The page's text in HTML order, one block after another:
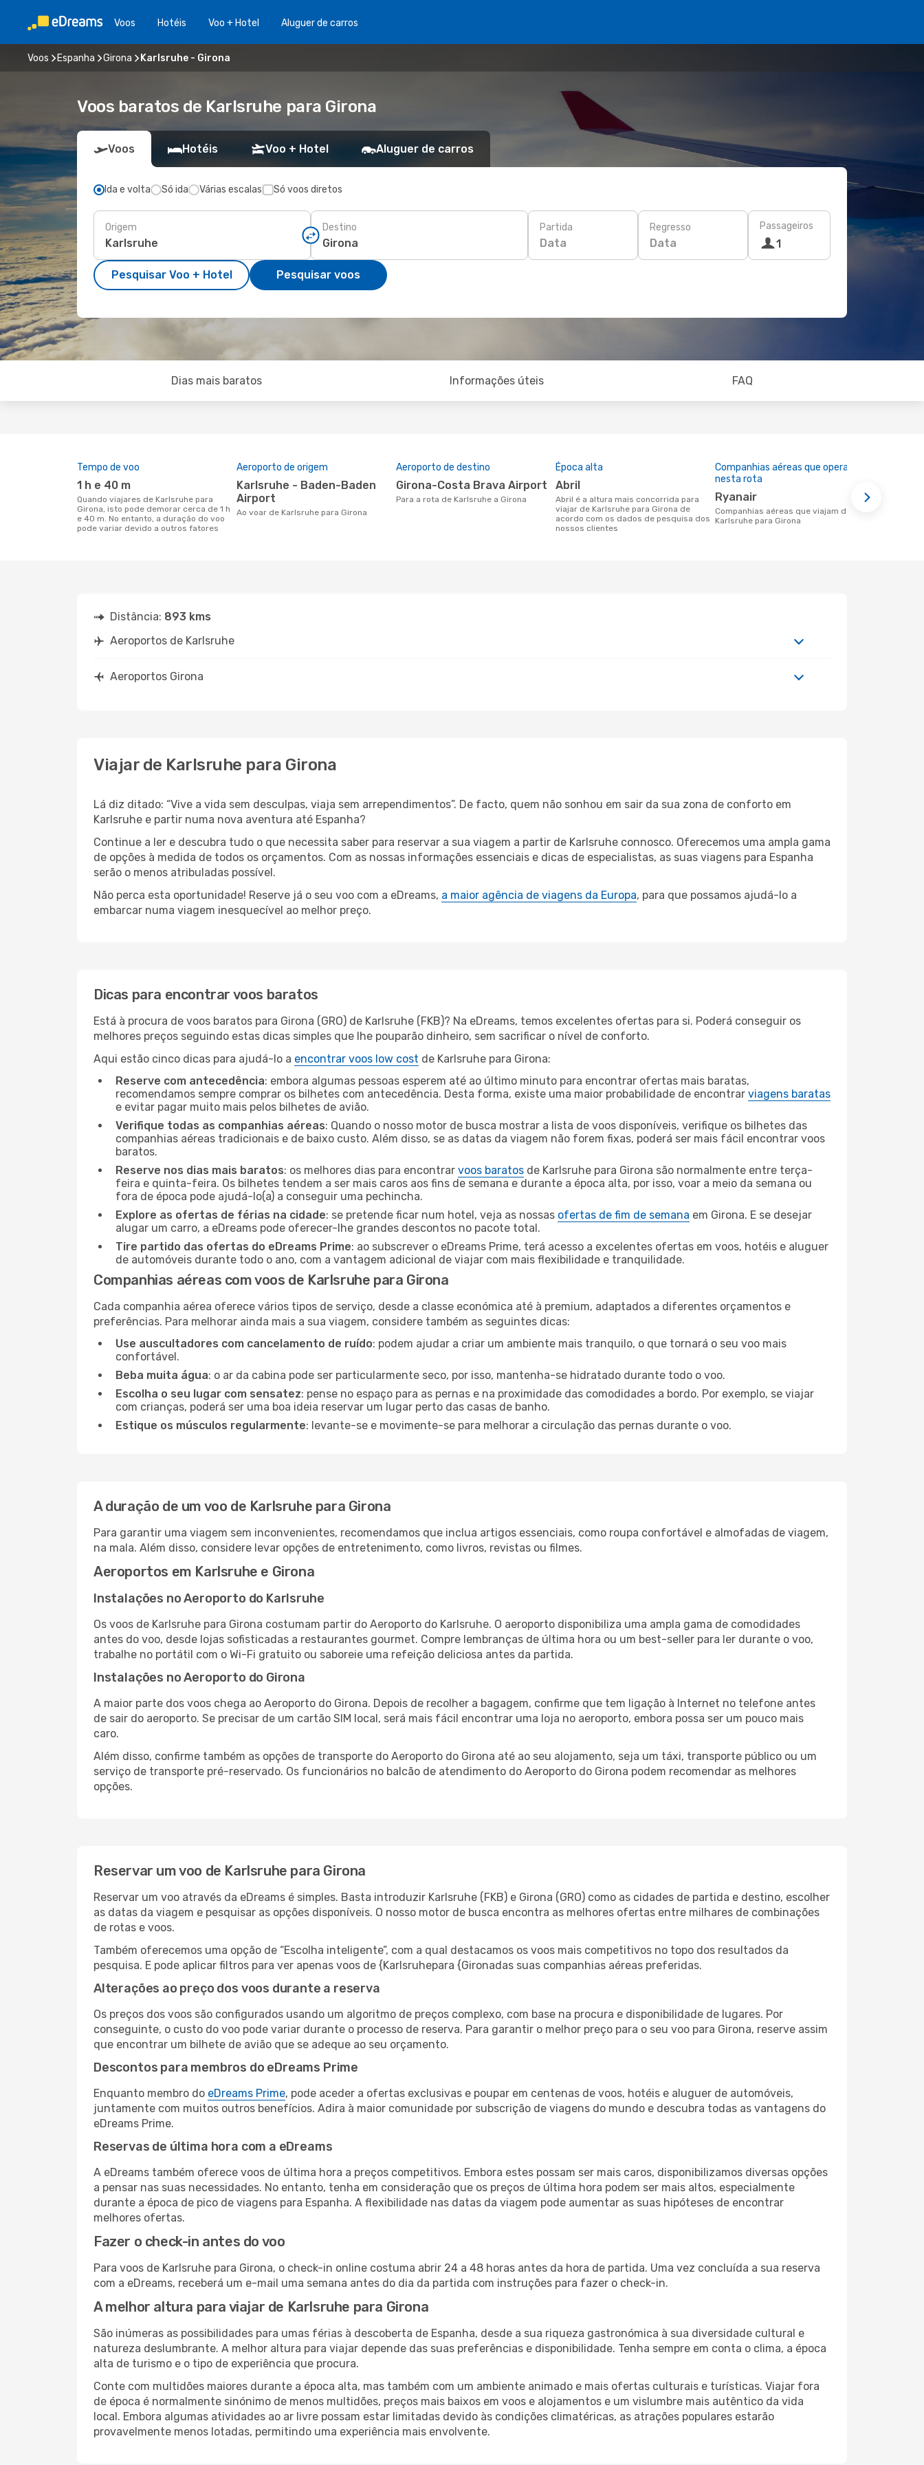
Voos Hotéis Voo + Hotel Aluguer de carros
Voos Espanha Girona Karlsruhe - Girona
Voos baratos de Karlsruhe para Girona
Voos Hotéis Voo + Hotel Aluguer de carros
Ida e volta Só ida Várias escalas Só voos diretos
Origem Destino Partida
Data
Regresso
Data
Passageiros
1
Pesquisar Voo + Hotel Pesquisar voos
Dias mais baratos Informações úteis FAQ
Tempo de voo
1 h e 40 m
Quando viajares de Karlsruhe para
Girona, isto pode demorar cerca de 1 h
e 40 m. No entanto, a duração do voo
pode variar devido a outros fatores
Aeroporto de origem
Karlsruhe - Baden-Baden
Airport
Ao voar de Karlsruhe para Girona
Aeroporto de destino
Girona-Costa Brava Airport
Para a rota de Karlsruhe a Girona
Época alta
abril
abril é a altura mais concorrida para
viajar de Karlsruhe para Girona de
acordo com os dados de pesquisa dos
nossos clientes
Companhias aéreas que operam
nesta rota
Ryanair
Companhias aéreas que viajam de
Karlsruhe para Girona
Distância: 893 kms
Aeroportos de Karlsruhe
Aeroportos Girona
Viajar de Karlsruhe para Girona
Lá diz ditado: “Vive a vida sem desculpas, viaja sem arrependimentos”. De facto, quem não sonhou em sair da sua zona de conforto em
Karlsruhe e partir numa nova aventura até Espanha?
Continue a ler e descubra tudo o que necessita saber para reservar a sua viagem a partir de Karlsruhe connosco. Oferecemos uma ampla gama
de opções à medida de todos os orçamentos. Com as nossas informações essenciais e dicas de especialistas, as suas viagens para Espanha
serão o menos atribuladas possível.
Não perca esta oportunidade! Reserve já o seu voo com a eDreams, a maior agência de viagens da Europa, para que possamos ajudá-lo a
embarcar numa viagem inesquecível ao melhor preço.
Dicas para encontrar voos baratos
Está à procura de voos baratos para Girona (GRO) de Karlsruhe (FKB)? Na eDreams, temos excelentes ofertas para si. Poderá conseguir os
melhores preços seguindo estas dicas simples que lhe pouparão dinheiro, sem sacrificar o nível de conforto.
Aqui estão cinco dicas para ajudá-lo a encontrar voos low cost de Karlsruhe para Girona:
Reserve com antecedência: embora algumas pessoas esperem até ao último minuto para encontrar ofertas mais baratas,
recomendamos sempre comprar os bilhetes com antecedência. Desta forma, existe uma maior probabilidade de encontrar viagens baratas
e evitar pagar muito mais pelos bilhetes de avião.
Verifique todas as companhias aéreas: Quando o nosso motor de busca mostrar a lista de voos disponíveis, verifique os bilhetes das
companhias aéreas tradicionais e de baixo custo. Além disso, se as datas da viagem não forem fixas, poderá ser mais fácil encontrar voos
baratos.
Reserve nos dias mais baratos: os melhores dias para encontrar voos baratos de Karlsruhe para Girona são normalmente entre terça-
feira e quinta-feira. Os bilhetes tendem a ser mais caros aos fins de semana e durante a época alta, por isso, voar a meio da semana ou
fora de época pode ajudá-lo(a) a conseguir uma pechincha.
Explore as ofertas de férias na cidade: se pretende ficar num hotel, veja as nossas ofertas de fim de semana em Girona. E se desejar
alugar um carro, a eDreams pode oferecer-lhe grandes descontos no pacote total.
Tire partido das ofertas do eDreams Prime: ao subscrever o eDreams Prime, terá acesso a excelentes ofertas em voos, hotéis e aluguer
de automóveis durante todo o ano, com a vantagem adicional de viajar com mais flexibilidade e tranquilidade.
Companhias aéreas com voos de Karlsruhe para Girona
Cada companhia aérea oferece vários tipos de serviço, desde a classe económica até à premium, adaptados a diferentes orçamentos e
preferências. Para melhorar ainda mais a sua viagem, considere também as seguintes dicas:
Use auscultadores com cancelamento de ruído: podem ajudar a criar um ambiente mais tranquilo, o que tornará o seu voo mais
confortável.
Beba muita água: o ar da cabina pode ser particularmente seco, por isso, mantenha-se hidratado durante todo o voo.
Escolha o seu lugar com sensatez: pense no espaço para as pernas e na proximidade das comodidades a bordo. Por exemplo, se viajar
com crianças, poderá ser uma boa ideia reservar um lugar perto das casas de banho.
Estique os músculos regularmente: levante-se e movimente-se para melhorar a circulação das pernas durante o voo.
A duração de um voo de Karlsruhe para Girona
Para garantir uma viagem sem inconvenientes, recomendamos que inclua artigos essenciais, como roupa confortável e almofadas de viagem,
na mala. Além disso, considere levar opções de entretenimento, como livros, revistas ou filmes.
Aeroportos em Karlsruhe e Girona
Instalações no Aeroporto do Karlsruhe
Os voos de Karlsruhe para Girona costumam partir do Aeroporto do Karlsruhe. O aeroporto disponibiliza uma ampla gama de comodidades
antes do voo, desde lojas sofisticadas a restaurantes gourmet. Compre lembranças de última hora ou um best-seller para ler durante o voo,
trabalhe no portátil com o Wi-Fi gratuito ou saboreie uma refeição deliciosa antes da partida.
Instalações no Aeroporto do Girona
A maior parte dos voos chega ao Aeroporto do Girona. Depois de recolher a bagagem, confirme que tem ligação à Internet no telefone antes
de sair do aeroporto. Se precisar de um cartão SIM local, será mais fácil encontrar uma loja no aeroporto, embora possa ser um pouco mais
caro.
Além disso, confirme também as opções de transporte do Aeroporto do Girona até ao seu alojamento, seja um táxi, transporte público ou um
serviço de transporte pré-reservado. Os funcionários no balcão de atendimento do Aeroporto do Girona podem recomendar as melhores
opções.
Reservar um voo de Karlsruhe para Girona
Reservar um voo através da eDreams é simples. Basta introduzir Karlsruhe (FKB) e Girona (GRO) como as cidades de partida e destino, escolher
as datas da viagem e pesquisar as opções disponíveis. O nosso motor de busca encontra as melhores ofertas entre milhares de combinações
de rotas e voos.
Também oferecemos uma opção de “Escolha inteligente”, com a qual destacamos os voos mais competitivos no topo dos resultados da
pesquisa. E pode aplicar filtros para ver apenas voos de {Karlsruhepara {Gironadas suas companhias aéreas preferidas.
Alterações ao preço dos voos durante a reserva
Os preços dos voos são configurados usando um algoritmo de preços complexo, com base na procura e disponibilidade de lugares. Por
conseguinte, o custo do voo pode variar durante o processo de reserva. Para garantir o melhor preço para o seu voo para Girona, reserve assim
que encontrar um bilhete de avião que se adeque ao seu orçamento.
Descontos para membros do eDreams Prime
Enquanto membro do eDreams Prime, pode aceder a ofertas exclusivas e poupar em centenas de voos, hotéis e aluguer de automóveis,
juntamente com muitos outros benefícios. Adira à maior comunidade por subscrição de viagens do mundo e descubra todas as vantagens do
eDreams Prime.
Reservas de última hora com a eDreams
A eDreams também oferece voos de última hora a preços competitivos. Embora estes possam ser mais caros, disponibilizamos diversas opções
a pensar nas suas necessidades. No entanto, tenha em consideração que os preços de última hora podem ser mais altos, especialmente
durante a época de pico de viagens para Espanha. A flexibilidade nas datas da viagem pode aumentar as suas hipóteses de encontrar
melhores ofertas.
Fazer o check-in antes do voo
Para voos de Karlsruhe para Girona, o check-in online costuma abrir 24 a 48 horas antes da hora de partida. Uma vez concluída a sua reserva
com a eDreams, receberá um e-mail uma semana antes do dia da partida com instruções para fazer o check-in.
A melhor altura para viajar de Karlsruhe para Girona
São inúmeras as possibilidades para umas férias à descoberta de Espanha, desde a sua riqueza gastronómica à sua diversidade cultural e
natureza deslumbrante. A melhor altura para viajar depende das suas preferências e disponibilidade. Tenha sempre em conta o clima, a época
alta de turismo e o tipo de experiência que procura.
Conte com multidões maiores durante a época alta, mas também com um ambiente animado e mais ofertas culturais e turísticas. Viajar fora
de época é normalmente sinónimo de menos multidões, preços mais baixos em voos e alojamentos e um vislumbre mais autêntico da vida
local. Embora algumas atividades ao ar livre possam estar limitadas devido às condições climatéricas, as atrações populares estarão
provavelmente menos lotadas, permitindo uma experiência mais envolvente.